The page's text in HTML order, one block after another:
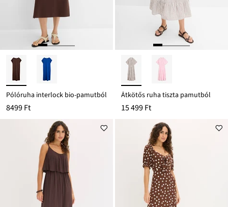
Pólóruha interlock bio-pamutból
8499 Ft
Átkötős ruha tiszta pamutból
15 499 Ft